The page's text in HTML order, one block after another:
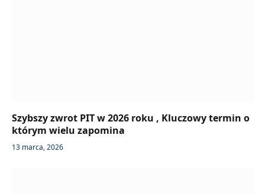
Szybszy zwrot PIT w 2026 roku , Kluczowy termin o
którym wielu zapomina
13 marca, 2026